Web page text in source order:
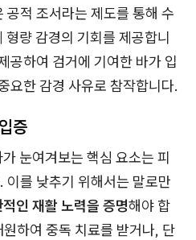
적 조서라는 제도를 통해 수
량 감경의 기회를 제공합니
공하여 검거에 기여한 바가 입
요한 감경 사유로 참작합니다.
증
눈여겨보는 핵심 요소는 피
를 낮추기 위해서는 말로만
인 재활 노력을 증명해야 합
하여 중독 치료를 받거나, 단